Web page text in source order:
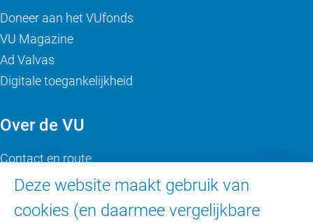
Deze website maakt gebruik van
cookies (en daarmee vergelijkbare
Doneer aan het VUfonds
VU Magazine
Ad Valvas
Digitale toegankelijkheid
Over de VU
Contact en route
Werken bij de VU
Faculteiten